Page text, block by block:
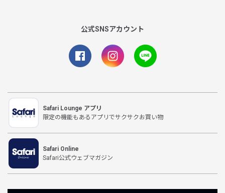
公式SNSアカウント
Safari Lounge アプリ
限定の機能もあるアプリでサクサクお買い物
Safari Online
Safari公式ウェブマガジン